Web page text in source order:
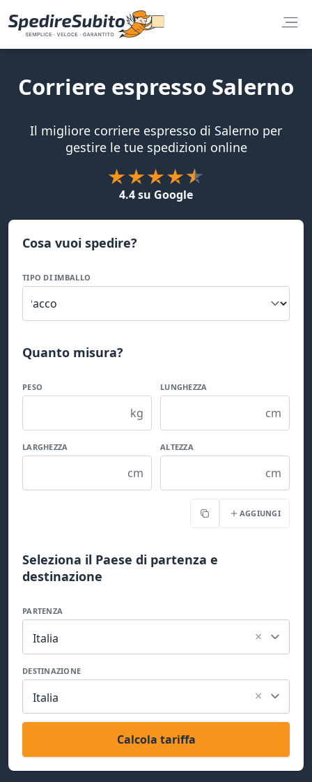
Corriere espresso Salerno
Il migliore corriere espresso di Salerno per
gestire le tue spedizioni online
4.4 su Google
Cosa vuoi spedire?
TIPO DI IMBALLO
Quanto misura?
PESO
kg
LUNGHEZZA
cm
LARGHEZZA
cm
ALTEZZA
cm
Copia AGGIUNGI
Seleziona il Paese di partenza e
destinazione
PARTENZA
Italia ×
DESTINAZIONE
Italia ×
Calcola tariffa